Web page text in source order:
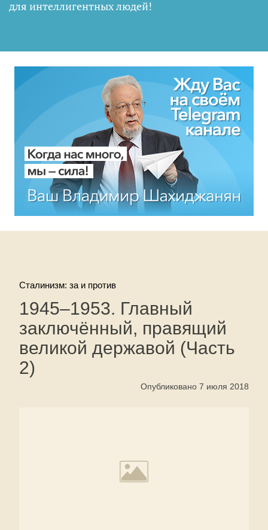
для интеллигентных людей!
Сталинизм: за и против
1945–1953. Главный
заключённый, правящий
великой державой (Часть
2)
Опубликовано 7 июля 2018